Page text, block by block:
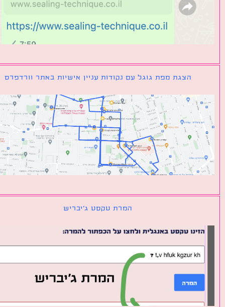
הצגת מפת גוגל עם נקודות עניין אישיות באתר וורדפרס
המרת טקסט ג׳יבריש